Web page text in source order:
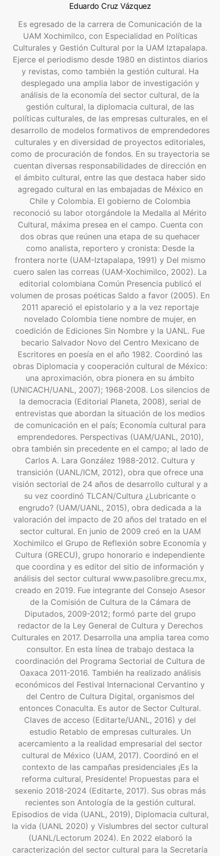
Eduardo Cruz Vázquez
Es egresado de la carrera de Comunicación de la
UAM Xochimilco, con Especialidad en Políticas
Culturales y Gestión Cultural por la UAM Iztapalapa.
Ejerce el periodismo desde 1980 en distintos diarios
y revistas, como también la gestión cultural. Ha
desplegado una amplia labor de investigación y
análisis de la economía del sector cultural, de la
gestión cultural, la diplomacia cultural, de las
políticas culturales, de las empresas culturales, en el
desarrollo de modelos formativos de emprendedores
culturales y en diversidad de proyectos editoriales,
como de procuración de fondos. En su trayectoria se
cuentan diversas responsabilidades de dirección en
el ámbito cultural, entre las que destaca haber sido
agregado cultural en las embajadas de México en
Chile y Colombia. El gobierno de Colombia
reconoció su labor otorgándole la Medalla al Mérito
Cultural, máxima presea en el campo. Cuenta con
dos obras que reúnen una etapa de su quehacer
como analista, reportero y cronista: Desde la
frontera norte (UAM-Iztapalapa, 1991) y Del mismo
cuero salen las correas (UAM-Xochimilco, 2002). La
editorial colombiana Común Presencia publicó el
volumen de prosas poéticas Saldo a favor (2005). En
2011 apareció el epistolario y a la vez reportaje
novelado Colombia tiene nombre de mujer, en
coedición de Ediciones Sin Nombre y la UANL. Fue
becario Salvador Novo del Centro Mexicano de
Escritores en poesía en el año 1982. Coordinó las
obras Diplomacia y cooperación cultural de México:
una aproximación, obra pionera en su ámbito
(UNICACH/UANL, 2007); 1968-2008. Los silencios de
la democracia (Editorial Planeta, 2008), serial de
entrevistas que abordan la situación de los medios
de comunicación en el país; Economía cultural para
emprendedores. Perspectivas (UAM/UANL, 2010),
obra también sin precedente en el campo; al lado de
Carlos A. Lara González 1988-2012. Cultura y
transición (UANL/ICM, 2012), obra que ofrece una
visión sectorial de 24 años de desarrollo cultural y a
su vez coordinó TLCAN/Cultura ¿Lubricante o
engrudo? (UAM/UANL, 2015), obra dedicada a la
valoración del impacto de 20 años del tratado en el
sector cultural. En junio de 2009 creó en la UAM
Xochimilco el Grupo de Reflexión sobre Economía y
Cultura (GRECU), grupo honorario e independiente
que coordina y es editor del sitio de información y
análisis del sector cultural www.pasolibre.grecu.mx,
creado en 2019. Fue integrante del Consejo Asesor
de la Comisión de Cultura de la Cámara de
Diputados, 2009-2012; formó parte del grupo
redactor de la Ley General de Cultura y Derechos
Culturales en 2017. Desarrolla una amplia tarea como
consultor. En esta línea de trabajo destaca la
coordinación del Programa Sectorial de Cultura de
Oaxaca 2011-2016. También ha realizado análisis
económicos del Festival Internacional Cervantino y
del Centro de Cultura Digital, organismos del
entonces Conaculta. Es autor de Sector Cultural.
Claves de acceso (Editarte/UANL, 2016) y del
estudio Retablo de empresas culturales. Un
acercamiento a la realidad empresarial del sector
cultural de México (UAM, 2017). Coordinó en el
contexto de las campañas presidenciales ¡Es la
reforma cultural, Presidente! Propuestas para el
sexenio 2018-2024 (Editarte, 2017). Sus obras más
recientes son Antología de la gestión cultural.
Episodios de vida (UANL, 2019), Diplomacia cultural,
la vida (UANL 2020) y Vislumbres del sector cultural
(UANL/Lectorum 2024). En 2022 elaboró la
caracterización del sector cultural para la Secretaría